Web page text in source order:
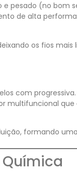
pesado (no bom
de alta
os fios
com
multifuncional que
formando
Química